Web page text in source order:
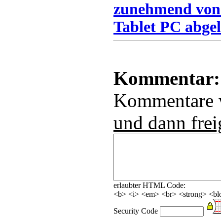
zunehmend
Tablet PC
Kommentar:
und dann
erlaubter HTML Code:
<b> <i> <em> <br> <strong>
Security Code